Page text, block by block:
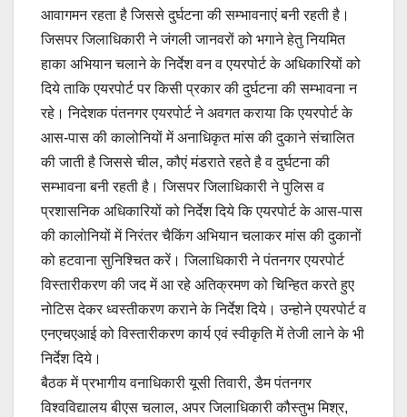
आवागमन रहता है जिससे दुर्घटना की सम्भावनाएं बनी रहती है।
जिसपर जिलाधिकारी ने जंगली जानवरों को भगाने हेतु नियमित
हाका अभियान चलाने के निर्देश वन व एयरपोर्ट के अधिकारियों को
दिये ताकि एयरपोर्ट पर किसी प्रकार की दुर्घटना की सम्भावना न
रहे। निदेशक पंतनगर एयरपोर्ट ने अवगत कराया कि एयरपोर्ट के
आस-पास की कालोनियों में अनाधिकृत मांस की दुकाने संचालित
की जाती है जिससे चील, कौएं मंडराते रहते है व दुर्घटना की
सम्भावना बनी रहती है। जिसपर जिलाधिकारी ने पुलिस व
प्रशासनिक अधिकारियों को निर्देश दिये कि एयरपोर्ट के आस-पास
की कालोनियों में निरंतर चैकिंग अभियान चलाकर मांस की दुकानों
को हटवाना सुनिश्चित करें। जिलाधिकारी ने पंतनगर एयरपोर्ट
विस्तारीकरण की जद में आ रहे अतिक्रमण को चिन्हित करते हुए
नोटिस देकर ध्वस्तीकरण कराने के निर्देश दिये। उन्होने एयरपोर्ट व
एनएचएआई को विस्तारीकरण कार्य एवं स्वीकृति में तेजी लाने के भी
निर्देश दिये।
बैठक में प्रभागीय वनाधिकारी यूसी तिवारी, डैम पंतनगर
विश्वविद्यालय बीएस चलाल, अपर जिलाधिकारी कौस्तुभ मिश्र,